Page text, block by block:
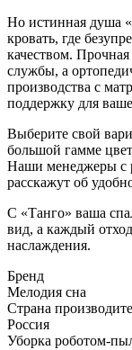
Но истинная душа
кровать, где
качеством.
службы, а
производства с
поддержку для
Выберите свой
большой гамме
Наши менеджеры с
расскажут об
С «Танго» ваша
вид, а каждый
наслаждения.
Бренд
Мелодия сна
Страна
Россия
Уборка роботом-